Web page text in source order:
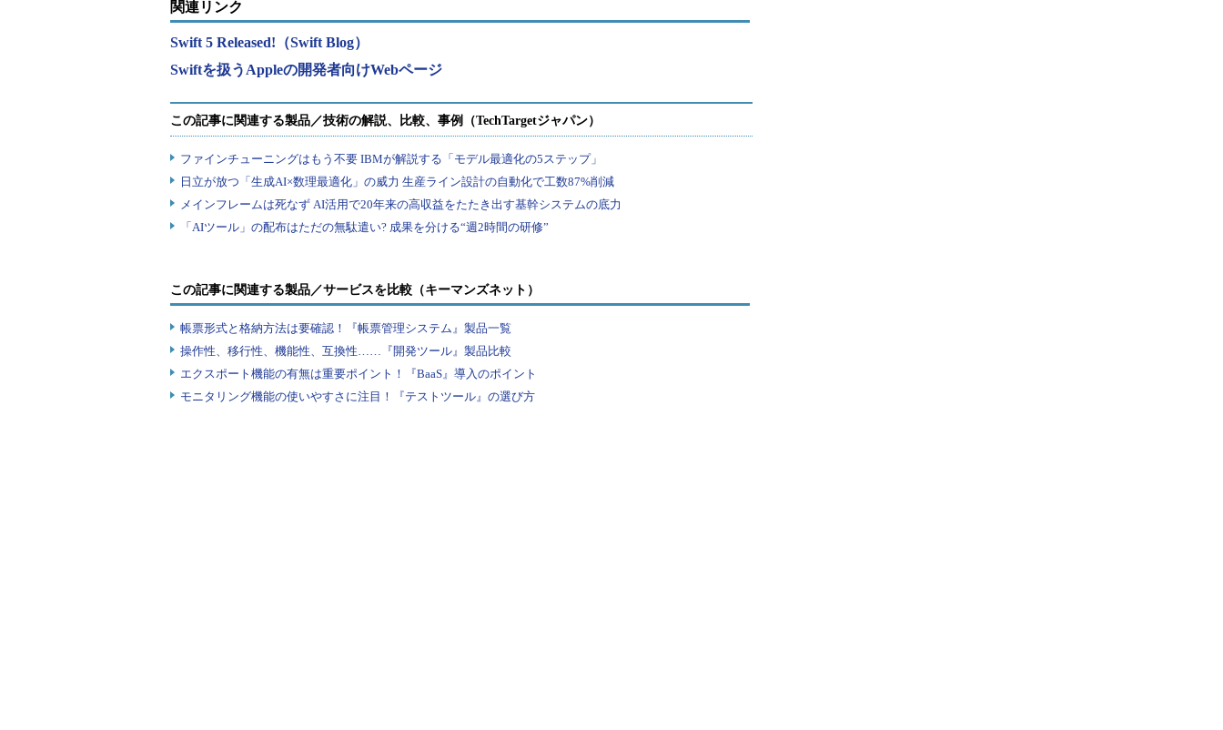
関連リンク
Swift 5 Released!（Swift Blog）
Swiftを扱うAppleの開発者向けWebページ
この記事に関連する製品／サービスを比較（キーマンズネット）
帳票形式と格納方法は要確認！『帳票管理システム』製品一覧
操作性、移行性、機能性、互換性……『開発ツール』製品比較
エクスポート機能の有無は重要ポイント！『BaaS』導入のポイント
モニタリング機能の使いやすさに注目！『テストツール』の選び方